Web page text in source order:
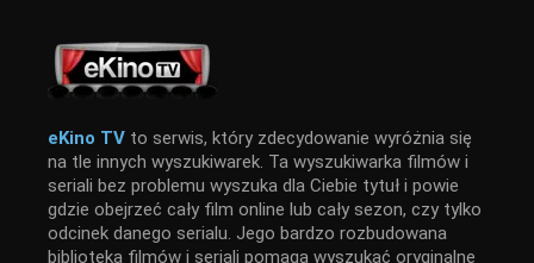
eKino TV to serwis, który zdecydowanie wyróżnia się
na tle innych wyszukiwarek. Ta wyszukiwarka filmów i
seriali bez problemu wyszuka dla Ciebie tytuł i powie
gdzie obejrzeć cały film online lub cały sezon, czy tylko
odcinek danego serialu. Jego bardzo rozbudowana
biblioteka filmów i seriali pomaga wyszukać oryginalne